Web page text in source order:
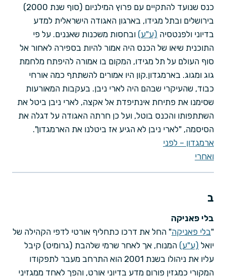
כנס שנועד להתקיים עם פרוץ המילניום (סוף שנת 2000)
בירושלים ובתל מגידו, בארגון האגודה הישראלית למדע
בדיוני ולפנטסיה (ע"ע) ובחסות משכנות שאננים. על פי
התוכנית שיאו של הכנס היה אמור להיות בספירה לאחור אל
סוף העולם על תל מגידו, המקום בו אמורה להיפתח מלחמת
גוג ומגוג. בארמגדון.קון היו אמורים להשתתף כמה אורחי
כבוד, שהעיקרי שבהם היה לארי ניבן. בעקבות המאורעות
שסימנו את פתיחת אינתיפדת אל אקצה, לארי ניבן ביטל את
השתתפותו והכנס בוטל, ועל כן חרתה האגודה על דגלה את
הסיסמה, "לארי ניבן לא הגיע אז ביטלנו את הארמגדון".
ארמגדון – לפני
ואחרי
ב
בלי פאניקה
"בלי פאניקה" החל את דרכו כתחליף אורטי לדפי הקהילה של
יואל (ע"ע) המנוח, אך לאחר שרמי שלהבת (גרומיט) קיבל
עליו את ניהולו בשנת 2001 הוא התרחב מעבר לתפקודו
המקורי כמגזין פורום מדע בדיוני אורט, והפך לאחד ממגזיני